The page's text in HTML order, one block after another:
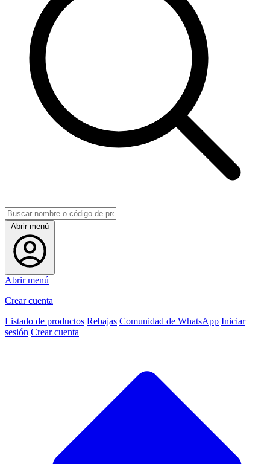
Abrir menú
Abrir menú
Crear cuenta
Listado de productos Rebajas Comunidad de WhatsApp Iniciar
sesión Crear cuenta